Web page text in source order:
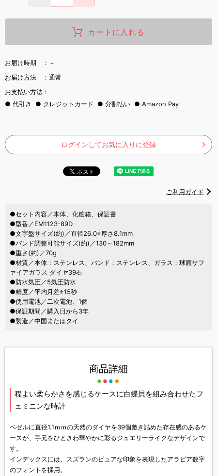
カートに入れる
お届け時期 ： －
お届け方法 ： 通常
お支払い方法：
代引き
クレジットカード 分割払い Amazon Pay
ログインしてお気に入りに登録
ご利用ガイド
●セット内容／本体、化粧箱、保証書
●型番／EM1123-89D
●文字盤サイズ(約)／直径26.0×厚さ8.1mm
●バンド調整可能サイズ(約)／130～182mm
●重さ(約)／70g
●材質／本体：ステンレス、バンド：ステンレス、ガラス：球面サフ
ァイアガラス ダイヤ39石
●防水気圧／5気圧防水
●精度／平均月差±15秒
●使用電池／二次電池、1個
●保証期間／購入日から3年
●製造／中国またはタイ
商品詳細
程よい柔らかさを感じるケースに白蝶貝を組み合わせたフ
ェミニンな時計
ベゼルに直径1.1ｍｍの天然のダイヤを39個敷き詰めた存在感のあるケ
ースが、手元をひときわ華やかに彩るジュエリーライクなデザインで
す。
インデックスには、スズランのピュアな印象を表現したアラビア数字
のフォントを採用。